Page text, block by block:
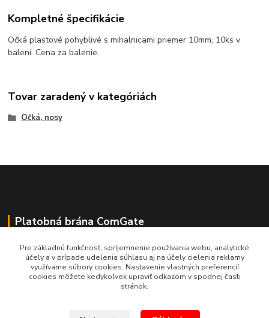
Kompletné špecifikácie
Očká plastové pohyblivé s mihalnicami priemer 10mm, 10ks v
balení. Cena za balenie.
Tovar zaradený v kategóriách
Očká, nosy
Platobná brána ComGate
Pre základnú funkčnosť, spríjemnenie používania webu, analytické
účely a v prípade udelenia súhlasu aj na účely cielenia reklamy
využívame súbory cookies. Nastavenie vlastných preferencií
cookies môžete kedykoľvek upraviť odkazom v spodnej časti
stránok.